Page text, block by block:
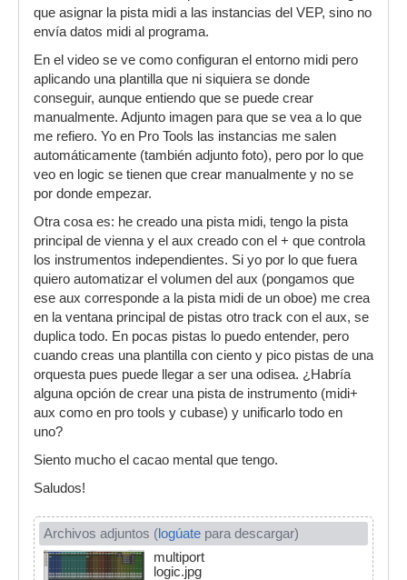
que asignar la pista midi a las instancias del VEP, sino no
envía datos midi al programa.
En el video se ve como configuran el entorno midi pero
aplicando una plantilla que ni siquiera se donde
conseguir, aunque entiendo que se puede crear
manualmente. Adjunto imagen para que se vea a lo que
me refiero. Yo en Pro Tools las instancias me salen
automáticamente (también adjunto foto), pero por lo que
veo en logic se tienen que crear manualmente y no se
por donde empezar.
Otra cosa es: he creado una pista midi, tengo la pista
principal de vienna y el aux creado con el + que controla
los instrumentos independientes. Si yo por lo que fuera
quiero automatizar el volumen del aux (pongamos que
ese aux corresponde a la pista midi de un oboe) me crea
en la ventana principal de pistas otro track con el aux, se
duplica todo. En pocas pistas lo puedo entender, pero
cuando creas una plantilla con ciento y pico pistas de una
orquesta pues puede llegar a ser una odisea. ¿Habría
alguna opción de crear una pista de instrumento (midi+
aux como en pro tools y cubase) y unificarlo todo en
uno?
Siento mucho el cacao mental que tengo.
Saludos!
Archivos adjuntos (logúate para descargar)
multiport
logic.jpg